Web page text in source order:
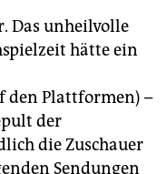
Das unheilvolle
hätte ein
Plattformen) –
der
die Zuschauer
Sendungen